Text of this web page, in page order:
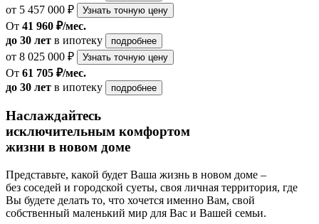
от 5 457 000 ₽ Узнать точную цену
От 41 960 ₽/мес.
до 30 лет в ипотеку подробнее
от 8 025 000 ₽ Узнать точную цену
От 61 705 ₽/мес.
до 30 лет в ипотеку подробнее
Наслаждайтесь
исключительным комфортом
жизни в новом доме
Представьте, какой будет Ваша жизнь в новом доме –
без соседей и городской суеты, своя личная территория, где
Вы будете делать то, что хочется именно Вам, свой
собственный маленький мир для Вас и Вашей семьи.